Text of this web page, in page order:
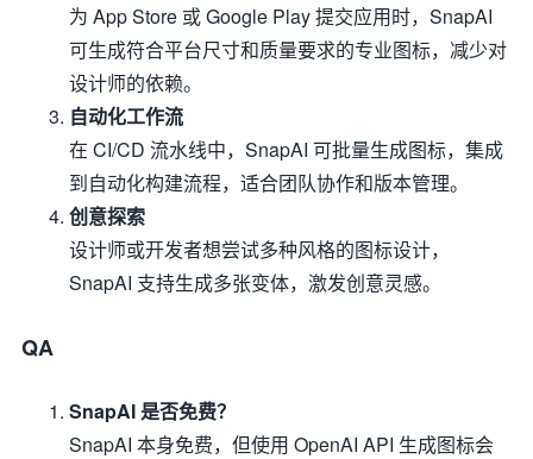
为 App Store 或 Google Play 提交应用时，SnapAI
可生成符合平台尺寸和质量要求的专业图标，减少对
设计师的依赖。
自动化工作流
在 CI/CD 流水线中，SnapAI 可批量生成图标，集成
到自动化构建流程，适合团队协作和版本管理。
创意探索
设计师或开发者想尝试多种风格的图标设计，
SnapAI 支持生成多张变体，激发创意灵感。
QA
SnapAI 是否免费？
SnapAI 本身免费，但使用 OpenAI API 生成图标会